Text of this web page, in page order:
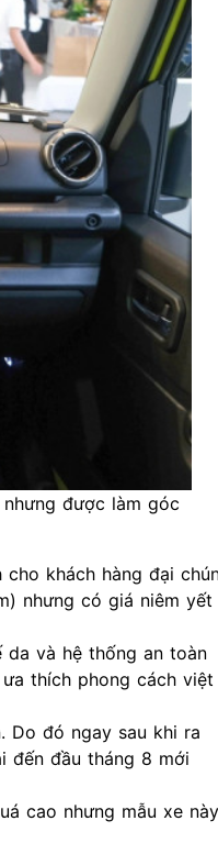
được làm góc
khách hàng đại
nhưng có giá niêm yết
da và hệ thống an toàn
thích phong cách việt
Do đó ngay sau khi ra
đến đầu tháng 8 mới
cao nhưng mẫu xe này